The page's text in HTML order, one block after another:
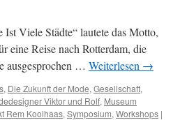
Viele Städte“ lautete das Motto,
eine Reise nach Rotterdam, die
ausgesprochen … Weiterlesen →
, Die Zukunft der Mode, Gesellschaft,
Viktor und Rolf, Museum
Rem Koolhaas, Symposium, Workshops |